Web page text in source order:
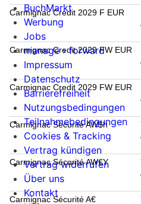
Carmignac Credit 2029 F EUR
Carmignac Credit 2029 FW EUR
Carmignac Credit 2029 FW EUR
Carmignac Sécurité AW$h
Carmignac Sécurité AW€Y
Carmignac Sécurité A€
BuchMarkt
Werbung
Jobs
manage › forward
Impressum
Datenschutz
Barrierefreiheit
Nutzungsbedingungen
Teilnahmebedingungen
Cookies & Tracking
Vertrag kündigen
Vertrag widerrufen
Über uns
Kontakt